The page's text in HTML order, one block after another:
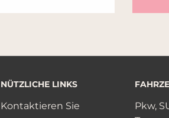
NÜTZLICHE LINKS
Kontaktieren Sie
Pkw,